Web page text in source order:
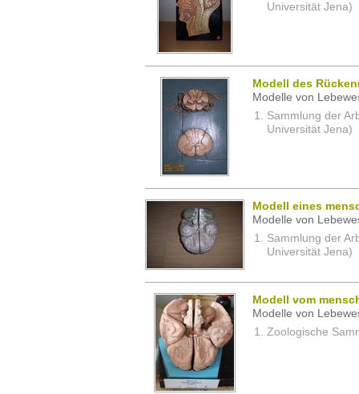
Universität Jena)
Modell des
Modelle von
Sammlung der
Universität Jena)
Modell eines
Modelle von
Sammlung der
Universität Jena)
Modell vom
Modelle von
Zoologische